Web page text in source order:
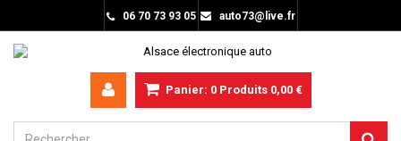
06 70 73 93 05 auto73@live.fr
Panier: 0 Produits 0,00 €